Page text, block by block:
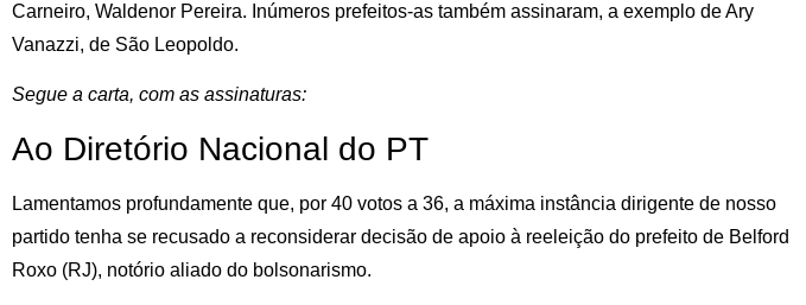
Carneiro, Waldenor Pereira. Inúmeros prefeitos-as também assinaram, a exemplo de Ary
Vanazzi, de São Leopoldo.
Segue a carta, com as assinaturas:
Ao Diretório Nacional do PT
Lamentamos profundamente que, por 40 votos a 36, a máxima instância dirigente de nosso
partido tenha se recusado a reconsiderar decisão de apoio à reeleição do prefeito de Belford
Roxo (RJ), notório aliado do bolsonarismo.